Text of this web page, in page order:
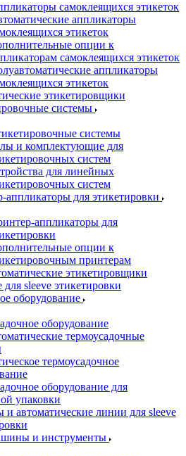
самоклеящихся этикеток
аппликаторы
этикеток
опции к
самоклеящихся этикеток
аппликаторы
этикеток
этикетировщики
системы
системы
и комплектующие для
систем
для линейных
систем
аппликаторы для этикетировки
аппликаторы для
опции к
принтерам
этикетировщики
sleeve этикетировки
оборудование
оборудование
термоусадочные
термоусадочное
оборудование для
упаковки
автоматические линии для sleeve
и инструменты